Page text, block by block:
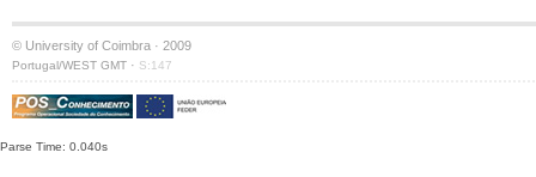
© University of Coimbra · 2009
Portugal/WEST GMT · S:147
Parse Time: 0.040s